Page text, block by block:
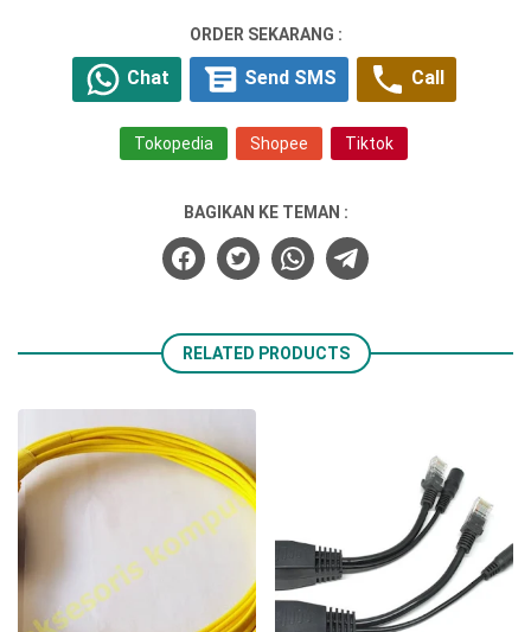
ORDER SEKARANG :
Chat Send SMS Call
Tokopedia Shopee Tiktok
BAGIKAN KE TEMAN :
RELATED PRODUCTS